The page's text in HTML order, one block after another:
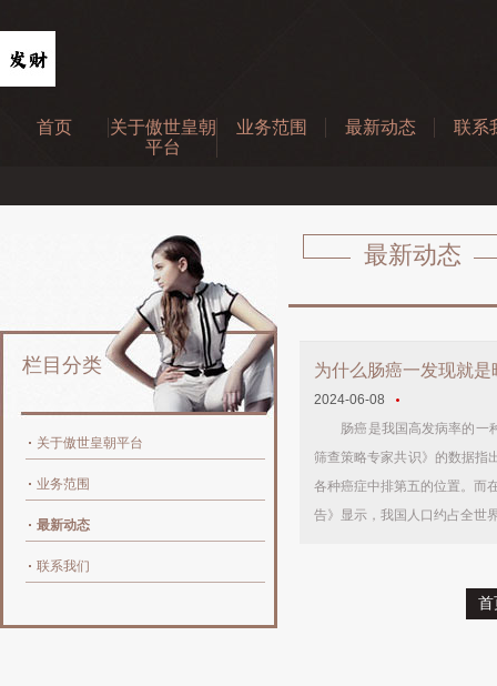
首页
关于傲世皇朝
平台
业务范围 最新动态 联系
栏目分类
关于傲世皇朝平台
业务范围
最新动态
联系我们
最新动态
为什么肠癌一发现就
2024-06-08
肠癌是我国高发病率的一种
筛查策略专家共识》的数据指
各种癌症中排第五的位置。而
告》显示，我国人口约占全世
首